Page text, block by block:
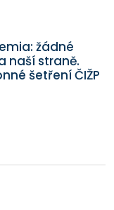
žádné
naší straně.
šetření ČIŽP